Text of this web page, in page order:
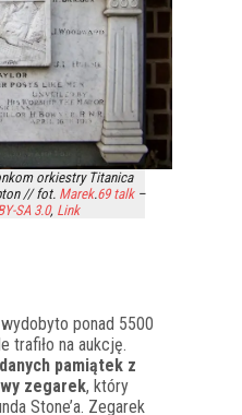
orkiestry Titanica
// fot. Marek.69 talk–
SA 3.0, Link
ponad 5500
trafiło na aukcję.
pamiątek z
zegarek, który
Stone’a. Zegarek